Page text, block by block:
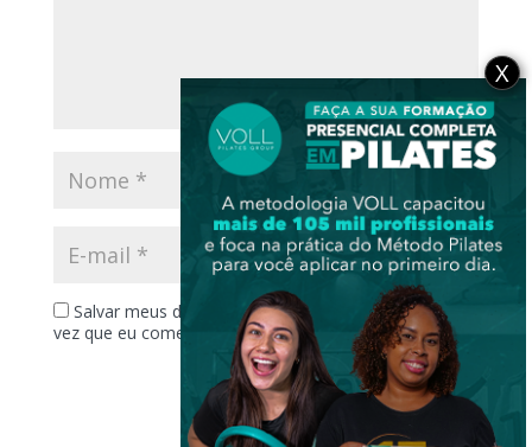
Salvar meus dados neste navegador para a próxima
vez que eu comentar.
X